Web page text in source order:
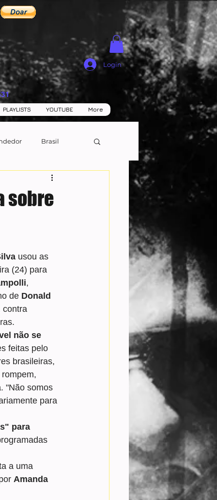
Login
PLAYLISTS YOUTUBE More
Brasil
sobre
usou as
(24) para
,
de Donald
contra
não se
feitas pelo
brasileiras,
"Não somos
para
para
a uma
Amanda